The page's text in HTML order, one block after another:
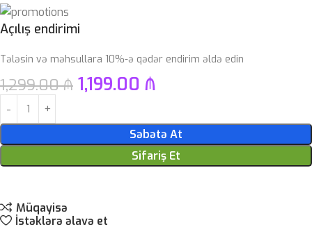
Açılış endirimi
Tələsin və məhsullara 10%-ə qədər endirim əldə edin
1,299.00₼ 1,199.00 ₼
Səbətə At
Sifariş Et
Müqayisə
İstəklərə əlavə et